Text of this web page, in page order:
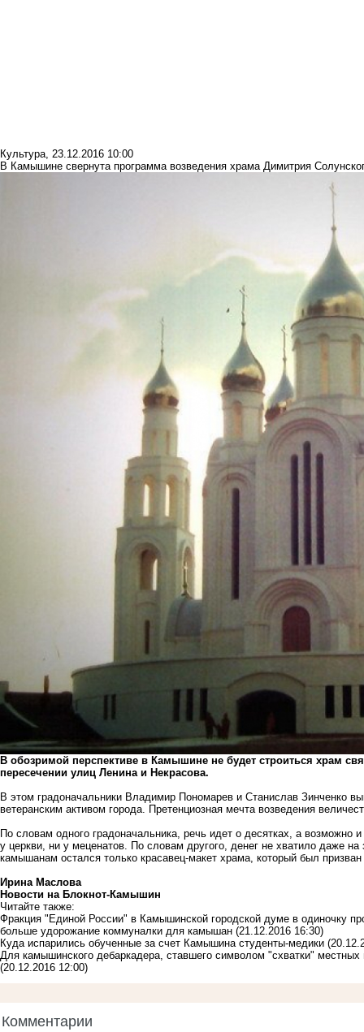
Культура, 23.12.2016 10:00
В Камышине свернута программа возведения храма Димитрия
В обозримой перспективе в Камышине не будет строиться храм
пересечении улиц Ленина и Некрасова.
В этом градоначальники Владимир Пономарев и Станислав Зинченко
ветеранским активом города. Претенциозная мечта возведения
По словам одного градоначальника, речь идет о десятках, а
у церкви, ни у меценатов. По словам другого, денег не хватило даже
камышанам остался только красавец-макет храма, который был
Ирина Маслова
Новости на Блoкнoт-Камышин
Читайте также:
Фракция "Единой России" в Камышинской городской думе в одиночку
больше удорожание коммуналки для камышан (21.12.2016 16:30)
Куда испарились обученные за счет Камышина студенты-медики
Для камышинского дебаркадера, ставшего символом "схватки"
(20.12.2016 12:00)
Комментарии